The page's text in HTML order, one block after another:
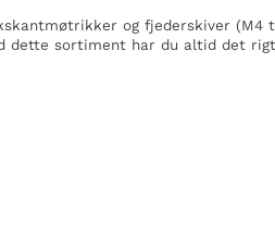
og fjederskiver (M4
dette sortiment har du altid det